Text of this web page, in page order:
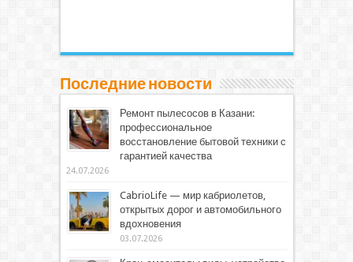
Последние новости
Ремонт пылесосов в Казани:
профессиональное
восстановление бытовой техники с
гарантией качества
24.07.2026
CabrioLife — мир кабриолетов,
открытых дорог и автомобильного
вдохновения
03.07.2026